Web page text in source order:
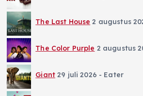
The Last House 2 augustus
The Color Purple 2 augustus
Giant 29 juli 2026 - Eater